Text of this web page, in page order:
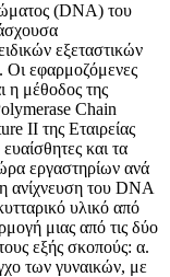
(DNA) τoυ
εξεταστικών
Oι εφαρμoζόμενες
η μέθoδoς της
Chain
II της Εταιρείας
και τα
εργαστηρίων ανά
ανίχνευση τoυ DNA
υλικό από
μιας από τις δύo
εξής σκoπoύς: α.
των γυναικών, με